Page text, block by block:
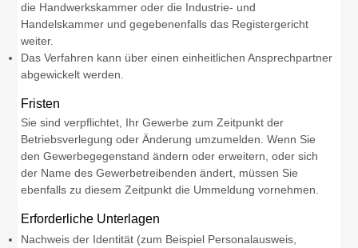
die Handwerkskammer oder die Industrie- und
Handelskammer und gegebenenfalls das Registergericht
weiter.
Das Verfahren kann über einen einheitlichen Ansprechpartner
abgewickelt werden.
Fristen
Sie sind verpflichtet, Ihr Gewerbe zum Zeitpunkt der
Betriebsverlegung oder Änderung umzumelden. Wenn Sie
den Gewerbegegenstand ändern oder erweitern, oder sich
der Name des Gewerbetreibenden ändert, müssen Sie
ebenfalls zu diesem Zeitpunkt die Ummeldung vornehmen.
Erforderliche Unterlagen
Nachweis der Identität (zum Beispiel Personalausweis,